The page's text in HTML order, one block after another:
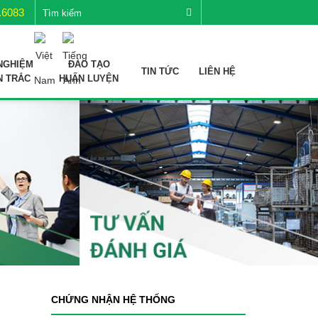
TRẮC
ĐÀO TẠO
HUẤN LUYỆN
TIN TỨC LIÊN HỆ
CHỨNG NHẬN HỆ THỐNG